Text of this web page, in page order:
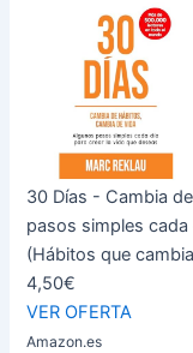
30 Días - Cambia
pasos simples cada
(Hábitos que
4,50€
VER OFERTA
Amazon.es